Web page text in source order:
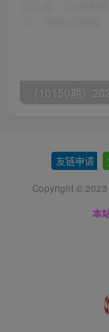
友链申请
Copyright © 2023
本